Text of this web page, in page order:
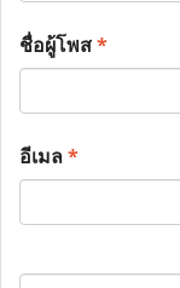
ชื่อผู้โพส*
อีเมล*